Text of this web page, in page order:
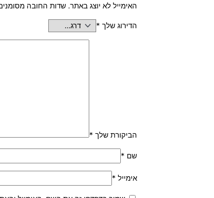
האימייל לא יוצג באתר. שדות החובה
הדירוג שלך *
הביקורת שלך *
שם *
אימייל *